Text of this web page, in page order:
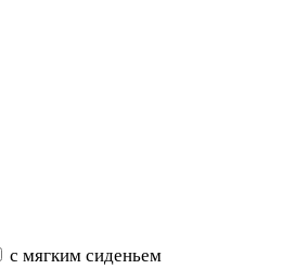
с мягким сиденьем